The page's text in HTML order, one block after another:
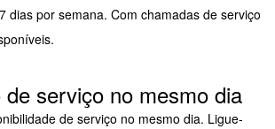
dias por semana. Com chamadas de serviço
de serviço no mesmo dia
de serviço no mesmo dia. Ligue-